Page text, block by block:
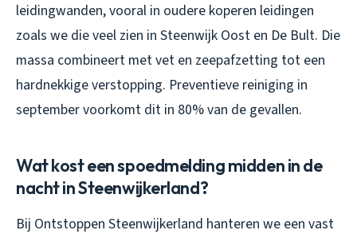
leidingwanden, vooral in oudere koperen leidingen
zoals we die veel zien in Steenwijk Oost en De Bult. Die
massa combineert met vet en zeepafzetting tot een
hardnekkige verstopping. Preventieve reiniging in
september voorkomt dit in 80% van de gevallen.
Wat kost een spoedmelding midden in de
nacht in Steenwijkerland?
Bij Ontstoppen Steenwijkerland hanteren we een vast